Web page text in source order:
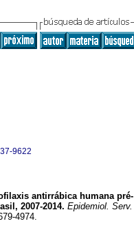
9622
antirrábica humana pré-
2007-2014. Epidemiol. Serv.
4974.